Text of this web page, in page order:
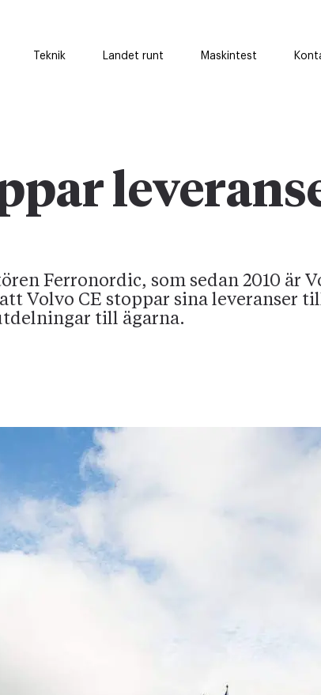
Teknik Landet runt Maskintest
Ferronordic, som sedan 2010 är
Volvo CE stoppar sina leveranser
till ägarna.